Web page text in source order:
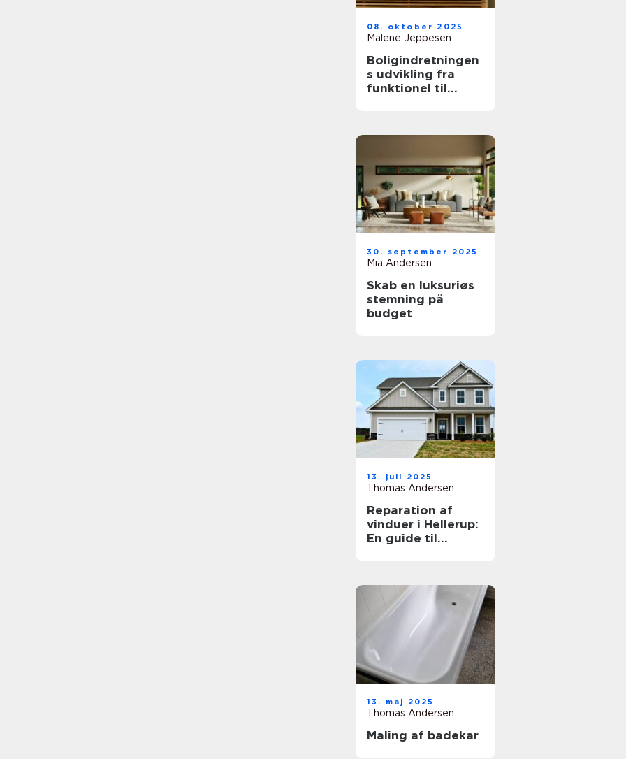
08. oktober 2025
Malene Jeppesen
Boligindretningen
s udvikling fra
funktionel til
30. september 2025
Mia Andersen
Skab en luksuriøs
stemning på
budget
13. juli 2025
Thomas Andersen
Reparation af
vinduer i Hellerup:
En guide til
13. maj 2025
Thomas Andersen
Maling af badekar